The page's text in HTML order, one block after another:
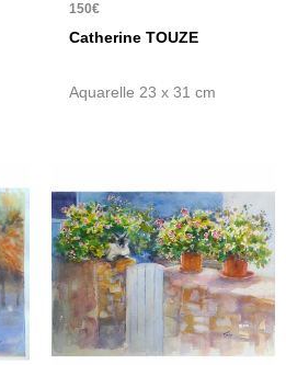
150€
Catherine TOUZE
Aquarelle 23 x 31 cm